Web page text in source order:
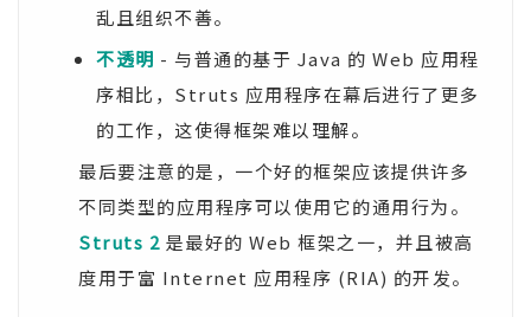
乱且组织不善。
不透明 - 与普通的基于 Java 的 Web 应用程
序相比，Struts 应用程序在幕后进行了更多
的工作，这使得框架难以理解。
最后要注意的是，一个好的框架应该提供许多
不同类型的应用程序可以使用它的通用行为。
Struts 2 是最好的 Web 框架之一，并且被高
度用于富 Internet 应用程序 (RIA) 的开发。